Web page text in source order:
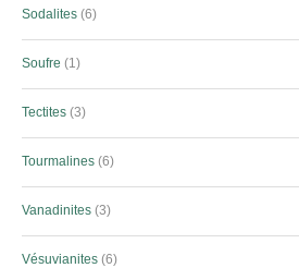
Sodalites 6
Soufre 1
Tectites 3
Tourmalines 6
Vanadinites 3
Vésuvianites 6